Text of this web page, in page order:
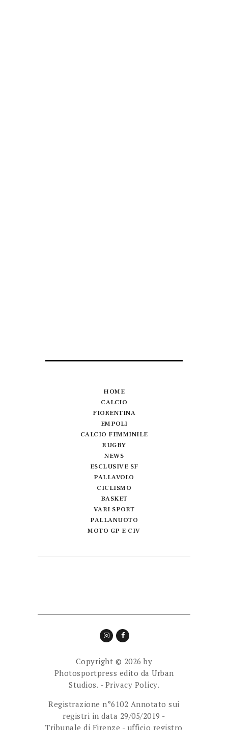
HOME
CALCIO
FIORENTINA
EMPOLI
CALCIO FEMMINILE
RUGBY
NEWS
ESCLUSIVE SF
PALLAVOLO
CICLISMO
BASKET
VARI SPORT
PALLANUOTO
MOTO GP E CIV
Copyright © 2026 by
Photosportpress edito da Urban
Studios. - Privacy Policy.
Registrazione n°6102 Annotato sui
registri in data 29/05/2019 -
Tribunale di Firenze - ufficio registro